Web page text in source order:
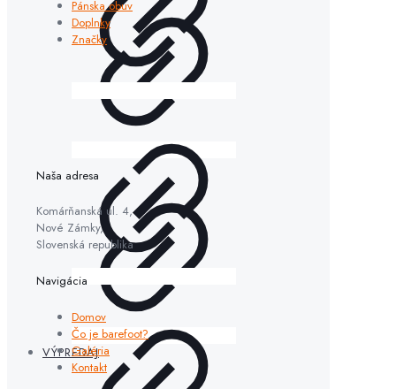
VÝPREDAJ
Pánska obuv
Doplnky
Značky
Naša adresa
Komárňanská ul. 4,
Nové Zámky,
Slovenská republika
Navigácia
Domov
Čo je barefoot?
Galéria
Kontakt